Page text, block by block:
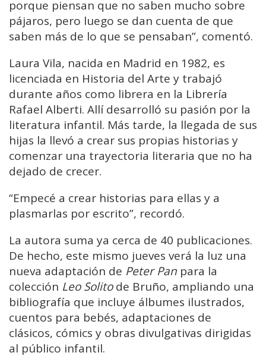
porque piensan que no saben mucho sobre
pájaros, pero luego se dan cuenta de que
saben más de lo que se pensaban”, comentó.
Laura Vila, nacida en Madrid en 1982, es
licenciada en Historia del Arte y trabajó
durante años como librera en la Librería
Rafael Alberti. Allí desarrolló su pasión por la
literatura infantil. Más tarde, la llegada de sus
hijas la llevó a crear sus propias historias y
comenzar una trayectoria literaria que no ha
dejado de crecer.
“Empecé a crear historias para ellas y a
plasmarlas por escrito”, recordó.
La autora suma ya cerca de 40 publicaciones.
De hecho, este mismo jueves verá la luz una
nueva adaptación de Peter Pan para la
colección Leo Solitode Bruño, ampliando una
bibliografía que incluye álbumes ilustrados,
cuentos para bebés, adaptaciones de
clásicos, cómics y obras divulgativas dirigidas
al público infantil.